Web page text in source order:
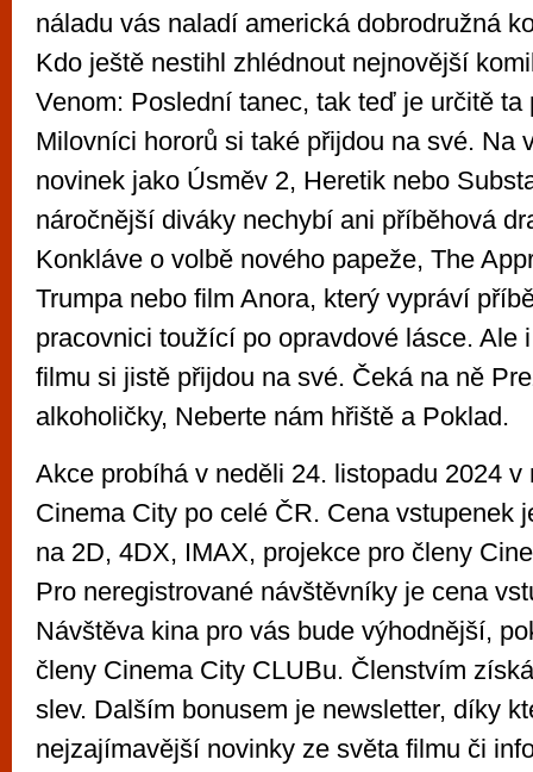
náladu vás naladí americká dobrodružná
Kdo ještě nestihl zhlédnout nejnovější
Venom: Poslední tanec, tak teď je určitě ta
Milovníci hororů si také přijdou na své. Na
novinek jako Úsměv 2, Heretik nebo
náročnější diváky nechybí ani příběhová
Konkláve o volbě nového papeže, The
Trumpa nebo film Anora, který vypráví
pracovnici toužící po opravdové lásce. Ale
filmu si jistě přijdou na své. Čeká na ně
alkoholičky, Neberte nám hřiště a Poklad.
Akce probíhá v neděli 24. listopadu 2024 v
Cinema City po celé ČR. Cena vstupenek
na 2D, 4DX, IMAX, projekce pro členy
Pro neregistrované návštěvníky je cena
Návštěva kina pro vás bude výhodnější,
členy Cinema City CLUBu. Členstvím
slev. Dalším bonusem je newsletter, díky
nejzajímavější novinky ze světa filmu či